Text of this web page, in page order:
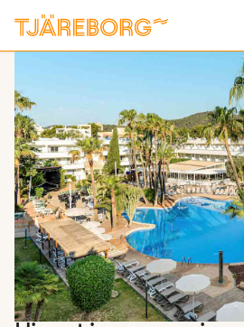
Näytä kuvia